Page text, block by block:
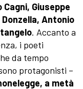
Cagni, Giuseppe
Donzella, Antonio
. Accanto a
i poeti
da tempo
protagonisti –
a metà